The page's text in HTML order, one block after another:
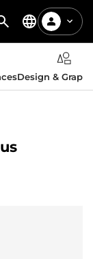
Design &